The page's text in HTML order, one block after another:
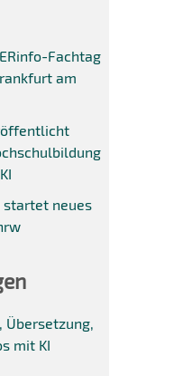
Fachtag
am
neues
mit KI